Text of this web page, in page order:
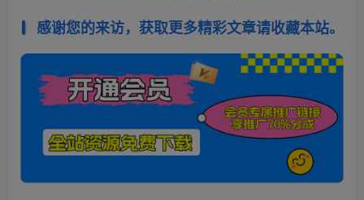
感谢您的来访，获取更多精彩文章请收藏本站。